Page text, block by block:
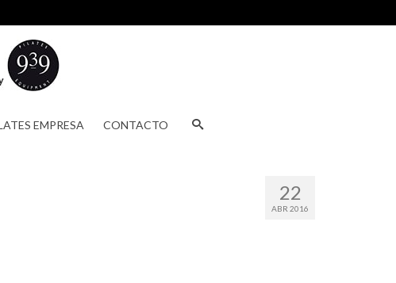
EMPRESA CONTACTO
22
ABR 2016